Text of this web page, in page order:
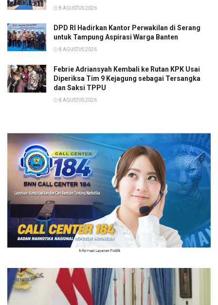
8 AGUSTUS 2026
DPD RI Hadirkan Kantor Perwakilan di Serang
untuk Tampung Aspirasi Warga Banten
8 AGUSTUS 2026
Febrie Adriansyah Kembali ke Rutan KPK Usai
Diperiksa Tim 9 Kejagung sebagai Tersangka
dan Saksi TPPU
8 AGUSTUS 2026